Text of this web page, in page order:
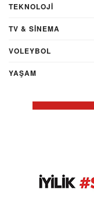
TEKNOLOJİ
TV & SINEMA
VOLEYBOL
YAŞAM